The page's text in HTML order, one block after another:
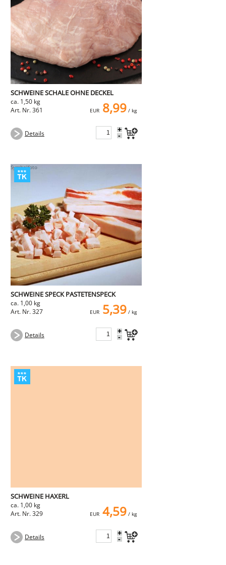
SCHWEINE SCHALE OHNE DECKEL
ca. 1,50 kg
Art. Nr. 361
EUR 8,99/ kg
Details +
-
SCHWEINE SPECK PASTETENSPECK
ca. 1,00 kg
Art. Nr. 327
EUR 5,39/ kg
Details +
-
SCHWEINE HAXERL
ca. 1,00 kg
Art. Nr. 329
EUR 4,59/ kg
Details +
-